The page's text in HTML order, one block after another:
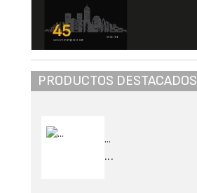
PRODUCTOS DESTACADOS
...
...